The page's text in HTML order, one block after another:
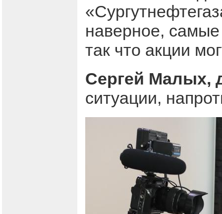
наверное,
так что акции
Сергей Малых,
ситуации,